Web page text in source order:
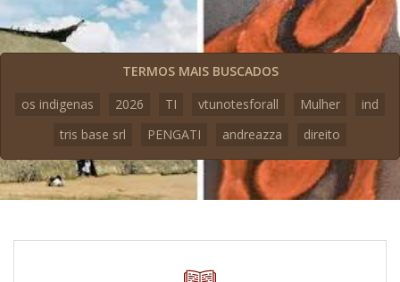
TERMOS MAIS BUSCADOS
os indigenas
2026 TI vtunotesforall Mulher
ind
tris base srl
PENGATI andreazza direito